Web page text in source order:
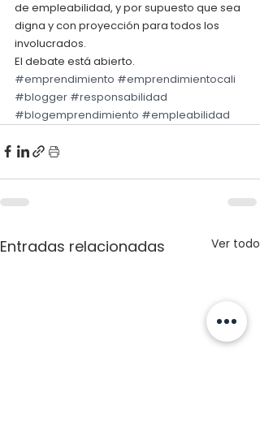
de empleabilidad, y por supuesto que sea
digna y con proyección para todos los
involucrados.
El debate está abierto.
#emprendimiento #emprendimientocali
#blogger #responsabilidad
#blogemprendimiento #empleabilidad
Entradas relacionadas Ver todo